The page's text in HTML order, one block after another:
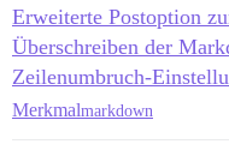
Erweiterte Postoption
Überschreiben der
Zeilenumbruch-
Merkmalmarkdown